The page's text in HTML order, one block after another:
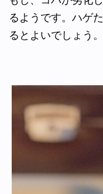
るようです。ハゲ
るとよいでしょう。